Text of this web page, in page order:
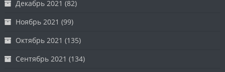
Декабрь 2021 (82)
Ноябрь 2021 (99)
Октябрь 2021 (135)
Сентябрь 2021 (134)